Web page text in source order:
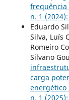
frequência
n. 1
Eduardo
Silva, Luís
Romeiro
Silvano
carga
energético
n. 1